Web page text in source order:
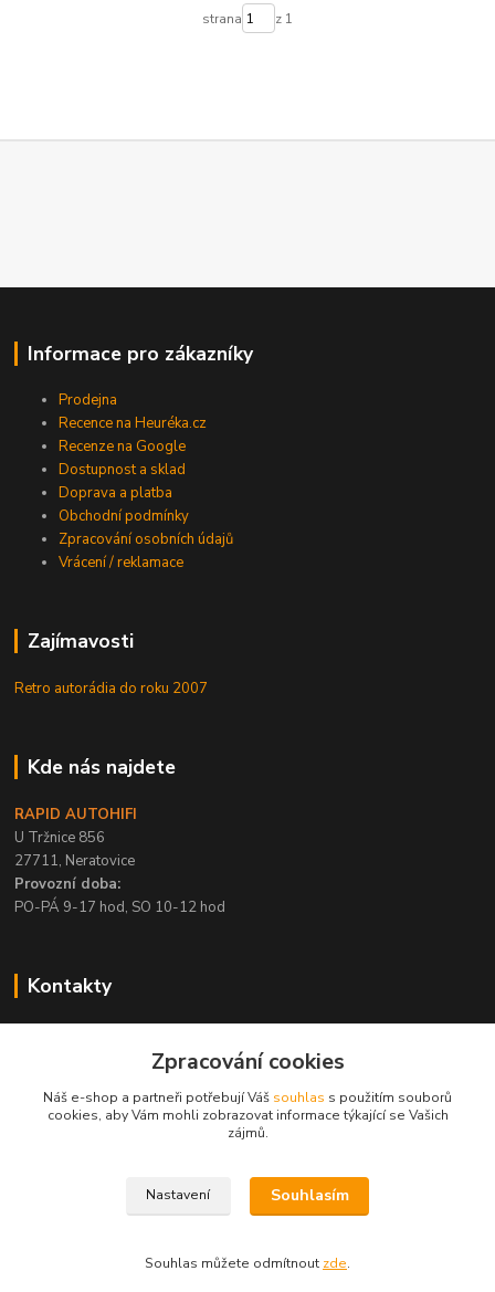
strana z 1
Informace pro zákazníky
Prodejna
Recence na Heuréka.cz
Recenze na Google
Dostupnost a sklad
Doprava a platba
Obchodní podmínky
Zpracování osobních údajů
Vrácení / reklamace
Zajímavosti
Retro autorádia do roku 2007
Kde nás najdete
RAPID AUTOHIFI
U Tržnice 856
27711, Neratovice
Provozní doba:
PO-PÁ 9-17 hod, SO 10-12 hod
Kontakty
PO-PÁ / 9-17 hod, SO 10-12 hod
info@rapid-autohifi.com
Všechna práva vyhrazena © 2004-2024 Rapid Autohifi
Zpracování cookies
Náš e-shop a partneři potřebují Váš souhlas s použitím souborů
cookies, aby Vám mohli zobrazovat informace týkající se Vašich
zájmů.
Nastavení Souhlasím
Souhlas můžete odmítnout zde.